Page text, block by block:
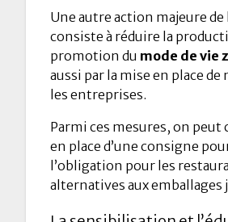
Une autre action majeure de
consiste à réduire la
promotion du mode de vie
aussi par la mise en place
les entreprises.
Parmi ces mesures, on
en place d’une consigne
l’obligation pour les
alternatives aux emballages